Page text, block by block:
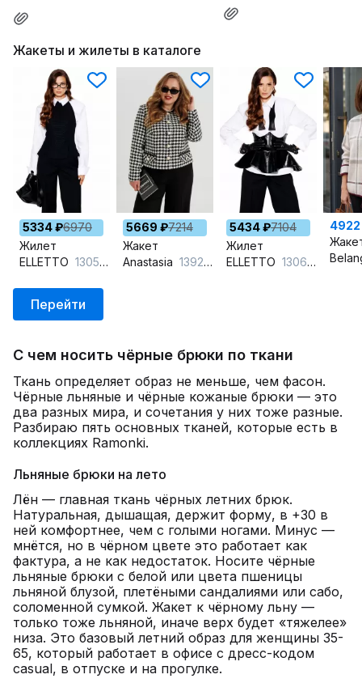
Жакеты и жилеты в каталоге
5334 ₽6970
Жилет
ELLETTO 13055 черный
5669 ₽7214
Жакет
Anastasia 1392 черно-белый
5434 ₽7104
Жилет
ELLETTO 13065 черный
Перейти
С чем носить чёрные брюки по ткани
Ткань определяет образ не меньше, чем фасон.
Чёрные льняные и чёрные кожаные брюки — это
два разных мира, и сочетания у них тоже разные.
Разбираю пять основных тканей, которые есть в
коллекциях Ramonki.
Льняные брюки на лето
Лён — главная ткань чёрных летних брюк.
Натуральная, дышащая, держит форму, в +30 в
ней комфортнее, чем с голыми ногами. Минус —
мнётся, но в чёрном цвете это работает как
фактура, а не как недостаток. Носите чёрные
льняные брюки с белой или цвета пшеницы
льняной блузой, плетёными сандалиями или сабо,
соломенной сумкой. Жакет к чёрному льну —
только тоже льняной, иначе верх будет «тяжелее»
низа. Это базовый летний образ для женщины 35-
65, который работает в офисе с дресс-кодом
casual, в отпуске и на прогулке.